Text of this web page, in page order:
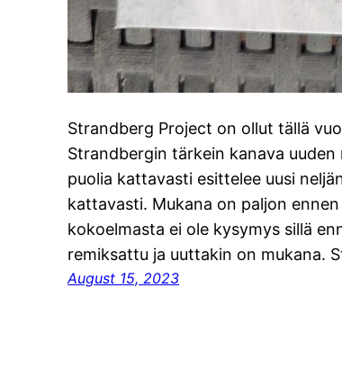
Strandberg Project on ollut tällä
Strandbergin tärkein kanava
puolia kattavasti esittelee uusi
kattavasti. Mukana on paljon
kokoelmasta ei ole kysymys sillä
remiksattu ja uuttakin on mukana.
August 15, 2023